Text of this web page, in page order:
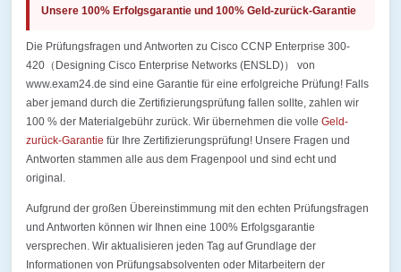
Unsere 100% Erfolgsgarantie und 100% Geld-zurück-Garantie
Die Prüfungsfragen und Antworten zu Cisco CCNP Enterprise 300-
420（Designing Cisco Enterprise Networks (ENSLD)） von
www.exam24.de sind eine Garantie für eine erfolgreiche Prüfung! Falls
aber jemand durch die Zertifizierungsprüfung fallen sollte, zahlen wir
100 % der Materialgebühr zurück. Wir übernehmen die volle Geld-
zurück-Garantie für Ihre Zertifizierungsprüfung! Unsere Fragen und
Antworten stammen alle aus dem Fragenpool und sind echt und
original.
Aufgrund der großen Übereinstimmung mit den echten Prüfungsfragen
und Antworten können wir Ihnen eine 100% Erfolgsgarantie
versprechen. Wir aktualisieren jeden Tag auf Grundlage der
Informationen von Prüfungsabsolventen oder Mitarbeitern der